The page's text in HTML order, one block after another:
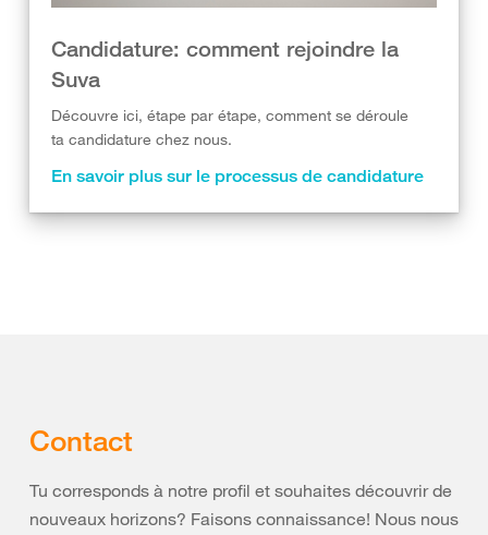
Candidature: comment rejoindre la
Suva
Découvre ici, étape par étape, comment se déroule
ta candidature chez nous.
En savoir plus sur le processus de candidature
Contact
Tu corresponds à notre profil et souhaites découvrir de
nouveaux horizons? Faisons connaissance! Nous nous